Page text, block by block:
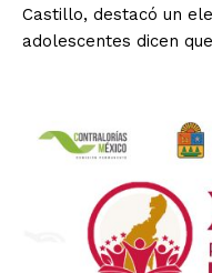
Castillo, destacó un
adolescentes dicen